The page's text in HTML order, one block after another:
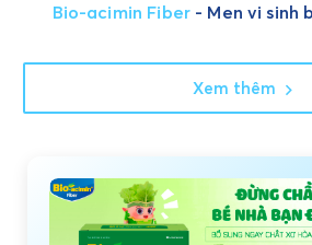
Bio-acimin Fiber- Men vi sinh
Xem thêm